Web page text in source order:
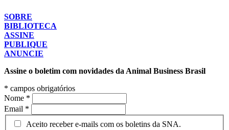
SOBRE
BIBLIOTECA
ASSINE
PUBLIQUE
ANUNCIE
Assine o boletim com novidades da Animal Business Brasil
* campos obrigatórios
Nome *
Email *
Aceito receber e-mails com os boletins da SNA.